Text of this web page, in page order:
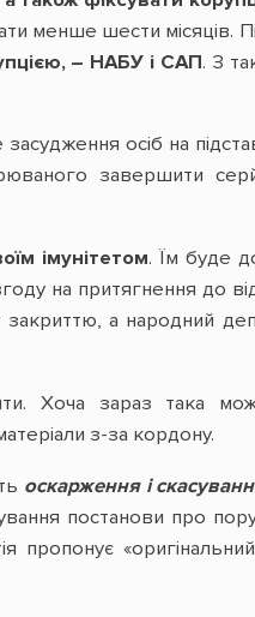
менше шести місяців.
– НАБУ і САП. З
осіб на
завершити
імунітетом. Їм буде
на притягнення до
а народний
Хоча зараз така
з-за кордону.
оскарження і
постанови про
пропонує